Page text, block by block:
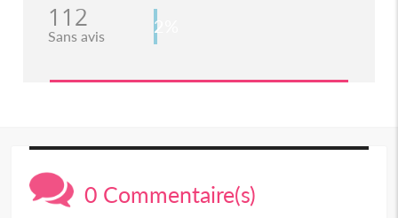
112
Sans avis 2%
0 Commentaire(s)